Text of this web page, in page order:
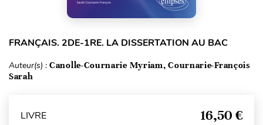
FRANÇAIS. 2DE-1RE. LA DISSERTATION AU BAC
Auteur(s) : Canolle-Cournarie Myriam, Cournarie-François
Sarah
LIVRE 16,50 €